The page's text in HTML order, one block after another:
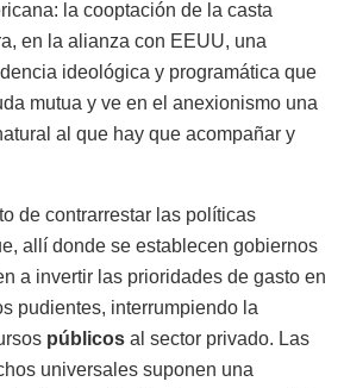
la cooptación de la casta
en la alianza con EEUU, una
ideológica y programática que
mutua y ve en el anexionismo una
al que hay que acompañar y
de contrarrestar las políticas
allí donde se establecen gobiernos
a invertir las prioridades de gasto en
pudientes, interrumpiendo la
públicos al sector privado. Las
universales suponen una